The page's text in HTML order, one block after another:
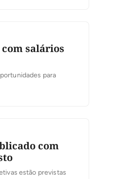
salários
para
com
estão previstas